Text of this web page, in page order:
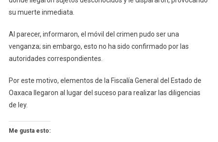
su muerte inmediata.
Al parecer, informaron, el móvil del crimen pudo ser una
venganza; sin embargo, esto no ha sido confirmado por las
autoridades correspondientes.
Por este motivo, elementos de la Fiscalía General del Estado de
Oaxaca llegaron al lugar del suceso para realizar las diligencias
de ley.
Me gusta esto: